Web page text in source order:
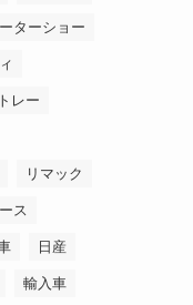
ターショー
レー
リマック
ス
日産
輸入車